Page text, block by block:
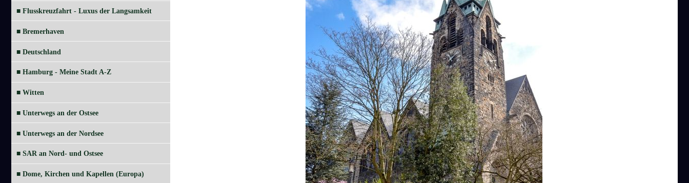
■ Flusskreuzfahrt - Luxus der Langsamkeit
■ Bremerhaven
■ Deutschland
■ Hamburg - Meine Stadt A-Z
■ Witten
■ Unterwegs an der Ostsee
■ Unterwegs an der Nordsee
■ SAR an Nord- und Ostsee
■ Dome, Kirchen und Kapellen (Europa)